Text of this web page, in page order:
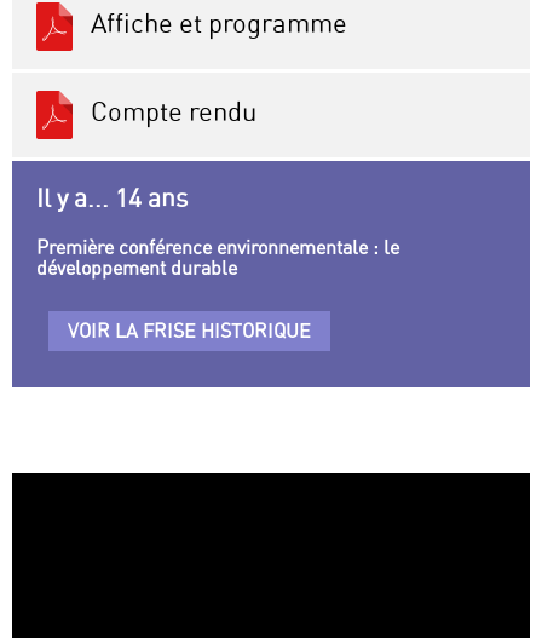
Affiche et programme
Compte rendu
Il y a... 14 ans
Première conférence environnementale : le
développement durable
VOIR LA FRISE HISTORIQUE